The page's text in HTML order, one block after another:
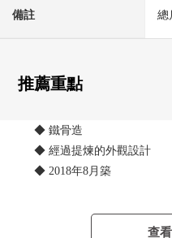
備註 總
推薦重點
◆ 鐵骨造
◆ 經過提煉的外觀設計
◆ 2018年8月築
查